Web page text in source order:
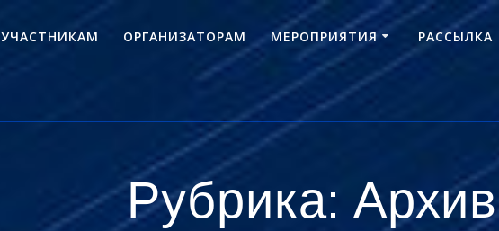
УЧАСТНИКАМ ОРГАНИЗАТОРАМ МЕРОПРИЯТИЯ РАССЫЛКА
Рубрика: Архив